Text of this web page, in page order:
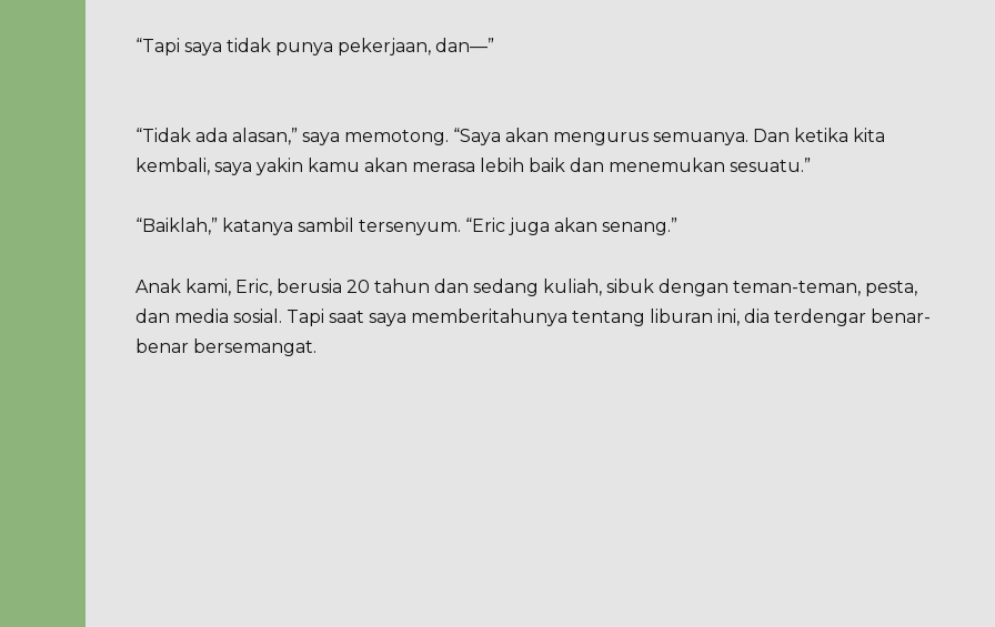
“Tapi saya tidak punya pekerjaan, dan—”
“Tidak ada alasan,” saya memotong. “Saya akan mengurus semuanya. Dan ketika kita
kembali, saya yakin kamu akan merasa lebih baik dan menemukan sesuatu.”
“Baiklah,” katanya sambil tersenyum. “Eric juga akan senang.”
Anak kami, Eric, berusia 20 tahun dan sedang kuliah, sibuk dengan teman-teman, pesta,
dan media sosial. Tapi saat saya memberitahunya tentang liburan ini, dia terdengar benar-
benar bersemangat.